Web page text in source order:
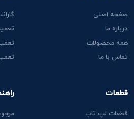
صفحه اصلی
درباره ما
همه محصولات
تماس با ما
قطعات
قطعات لپ تاپ